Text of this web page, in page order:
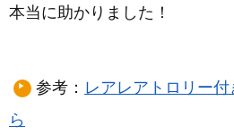
本当に助かりました！
参考： レアレアトロリー
ら